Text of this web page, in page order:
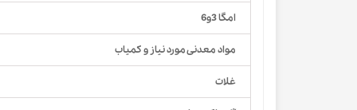
امگا 3و6
مواد معدنی مورد نیاز و کمیاب
غلات